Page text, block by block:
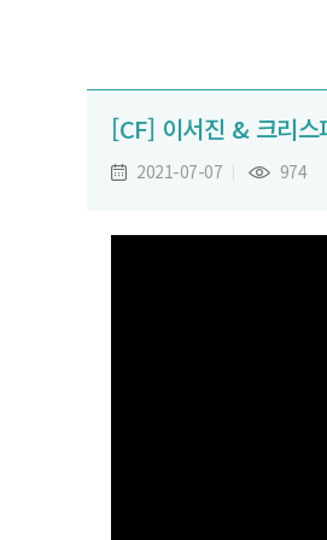
[CF] 이서진 & 크리스
2021-07-07 974